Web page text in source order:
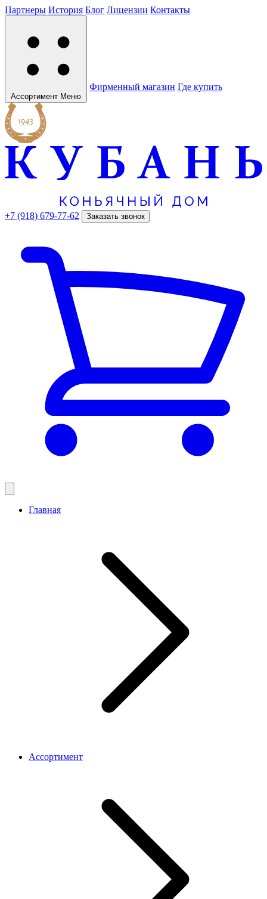
Партнеры История Блог Лицензии Контакты
Ассортимент Меню
Фирменный магазин Где купить
+7 (918) 679-77-62 Заказать звонок
Главная
Ассортимент